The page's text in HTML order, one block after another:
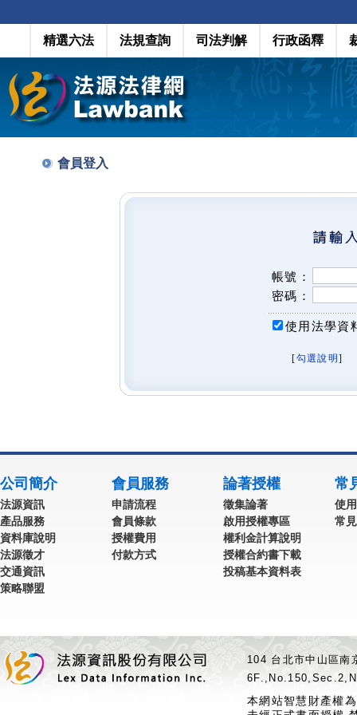
精選六法 法規查詢 司法判解 行政函釋
會員登入
帳號：
密碼：
使用法學資
[勾選說明 ]
公司簡介
法源資訊
產品服務
資料庫說明
法源徵才
交通資訊
策略聯盟
會員服務
申請流程
會員條款
授權費用
付款方式
論著授權
徵集論著
啟用授權專區
權利金計算說明
授權合約書下載
投稿基本資料表
常
使
常
104 台北市中山區
本網站智慧財產權